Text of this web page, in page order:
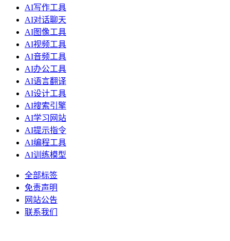
AI写作工具
AI对话聊天
AI图像工具
AI视频工具
AI音频工具
AI办公工具
AI语言翻译
AI设计工具
AI搜索引擎
AI学习网站
AI提示指令
AI编程工具
AI训练模型
全部标签
免责声明
网站公告
联系我们